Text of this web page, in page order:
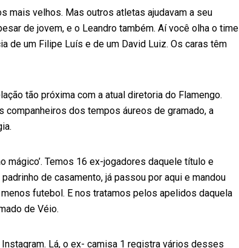
mais velhos. Mas outros atletas ajudavam a seu
de jovem, e o Leandro também. Aí você olha o time
de um Filipe Luís e de um David Luiz. Os caras têm
tão próxima com a atual diretoria do Flamengo.
companheiros dos tempos áureos de gramado, a
mágico’. Temos 16 ex-jogadores daquele título e
de casamento, já passou por aqui e mandou
futebol. E nos tratamos pelos apelidos daquela
de Véio.
Lá, o ex- camisa 1 registra vários desses